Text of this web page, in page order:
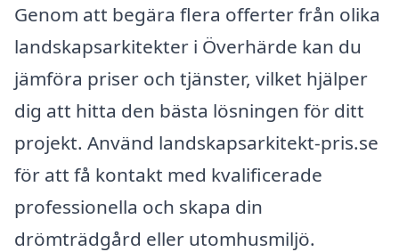
Genom att begära flera offerter från olika
landskapsarkitekter i Överhärde kan du
jämföra priser och tjänster, vilket hjälper
dig att hitta den bästa lösningen för ditt
projekt. Använd landskapsarkitekt-pris.se
för att få kontakt med kvalificerade
professionella och skapa din
drömträdgård eller utomhusmiljö.